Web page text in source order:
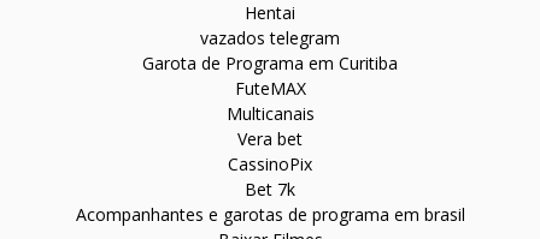
Hentai
vazados telegram
Garota de Programa em Curitiba
FuteMAX
Multicanais
Vera bet
CassinoPix
Bet 7k
Acompanhantes e garotas de programa em brasil